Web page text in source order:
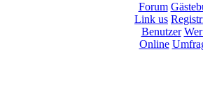
Forum
Link us
Benutzer
Online